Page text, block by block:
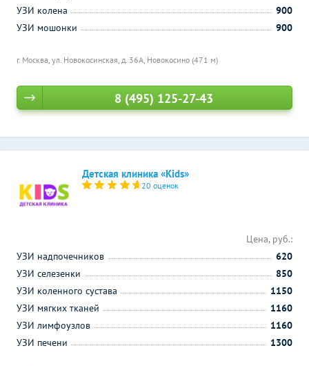
г. Москва, ул. Новокосинская, д. 36А, Новокосино (471 м)
УЗИ колена
900
УЗИ мошонки
900
8 (495) 125-27-43
Детская клиника «Kids»
20 оценок
Цена, руб.:
УЗИ надпочечников
620
УЗИ селезенки
850
УЗИ коленного сустава
1150
УЗИ мягких тканей
1160
УЗИ лимфоузлов
1160
УЗИ печени
1300